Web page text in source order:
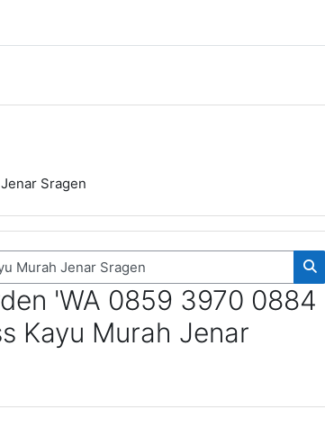
Sragen
'WA 0859 3970 0884
Kayu Murah Jenar